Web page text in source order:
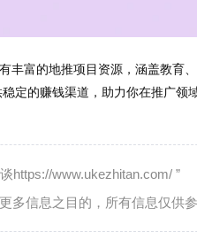
有丰富的地推项目资源，涵盖教育
定的赚钱渠道，助力你在推广领
https://www.ukezhitan.com/ ”
多信息之目的，所有信息仅供